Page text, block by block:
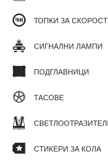
ТОПКИ ЗА
СИГНАЛНИ ЛАМПИ
ПОДГЛАВНИЦИ
ТАСОВЕ
СТИКЕРИ ЗА КОЛА